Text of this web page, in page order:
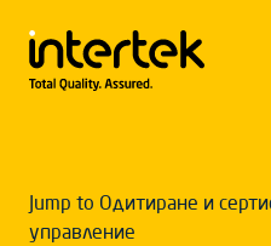
Jump to Одитиране и
управление